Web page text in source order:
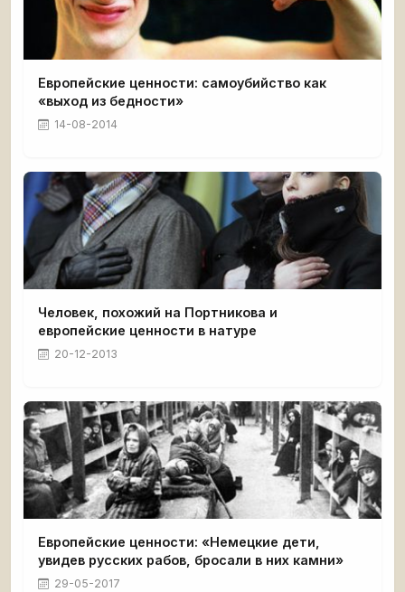
Европейские ценности: самоубийство как
«выход из бедности»
14-08-2014
Человек, похожий на Портникова и
европейские ценности в натуре
20-12-2013
Европейские ценности: «Немецкие дети,
увидев русских рабов, бросали в них камни»
29-05-2017